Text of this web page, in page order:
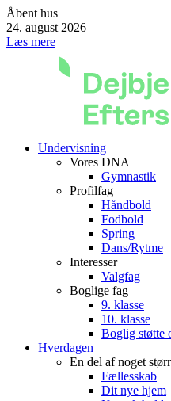
Åbent hus
24. august 2026
Læs mere
Undervisning
Vores DNA
Gymnastik
Profilfag
Håndbold
Fodbold
Spring
Dans/Rytme
Interesser
Valgfag
Boglige fag
9. klasse
10. klasse
Boglig støtte
Hverdagen
En del af noget
Fællesskab
Dit nye hjem